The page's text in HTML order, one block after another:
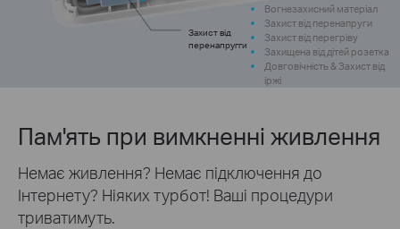
Захист від
перенапругги
Вогнезахисний матеріал
Захист від перенапруги
Захист від перегріву
Захищена від дітей розетка
Довговічність & Захист від
іржі
Пам'ять при вимкненні живлення
Немає живлення? Немає підключення до
Інтернету? Ніяких турбот! Ваші процедури
триватимуть.